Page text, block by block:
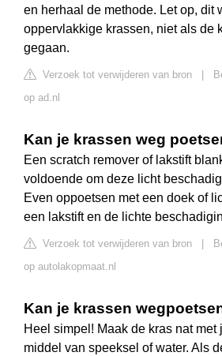
en herhaal de methode. Let op, dit
oppervlakkige krassen, niet als de
gegaan.
Verzoek tot verwijderen van bron
op ad.nl
Kan je krassen weg
Een scratch remover of lakstift
voldoende om deze licht
Even oppoetsen met een doek of
een lakstift en de lichte
Verzoek tot verwijderen van bron
op autolakopmaat.nl
Kan je krassen
Heel simpel! Maak de kras nat met
middel van speeksel of water. Als